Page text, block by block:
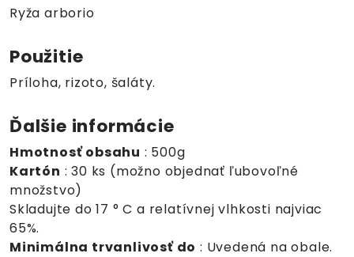
Ryža arborio
Použitie
Príloha, rizoto, šaláty.
Ďalšie informácie
Hmotnosť obsahu : 500g
Kartón : 30 ks (možno objednať ľubovoľné
množstvo)
Skladujte do 17 ° C a relatívnej vlhkosti najviac
65%.
Minimálna trvanlivosť do : Uvedená na obale.